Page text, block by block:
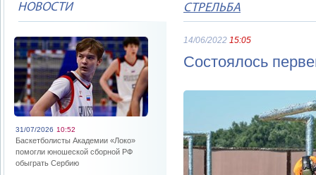
НОВОСТИ
31/07/2026 10:52
Баскетболисты Академии «Локо»
помогли юношеской сборной РФ
обыграть Сербию
СТРЕЛЬБА
14/06/2022 15:05
Состоялось